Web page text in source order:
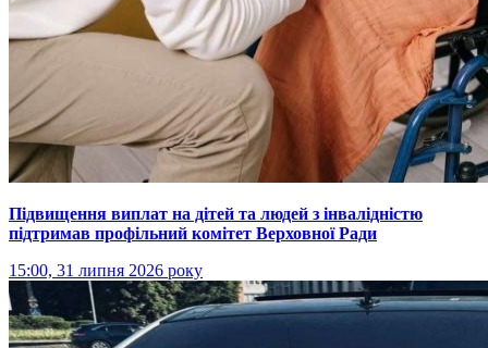
Підвищення виплат на дітей та людей з інвалідністю
підтримав профільний комітет Верховної Ради
15:00, 31 липня 2026 року